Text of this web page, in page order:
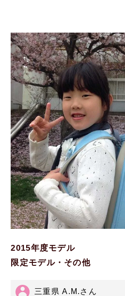
2015年度モデル
限定モデル・その他
三重県 A.M.さん